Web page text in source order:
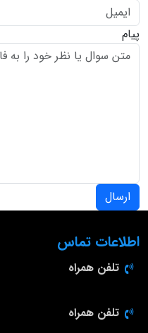
پیام
ارسال
اطلاعات تماس
تلفن همراه
تلفن همراه